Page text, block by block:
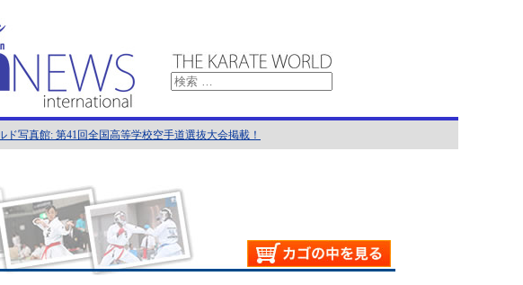
ド写真館: 第41回全国高等学校空手道選抜大会掲載！